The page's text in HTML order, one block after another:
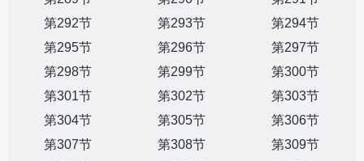
第292节
第293节
第294节
第295节
第296节
第297节
第298节
第299节
第300节
第301节
第302节
第303节
第304节
第305节
第306节
第307节
第308节
第309节